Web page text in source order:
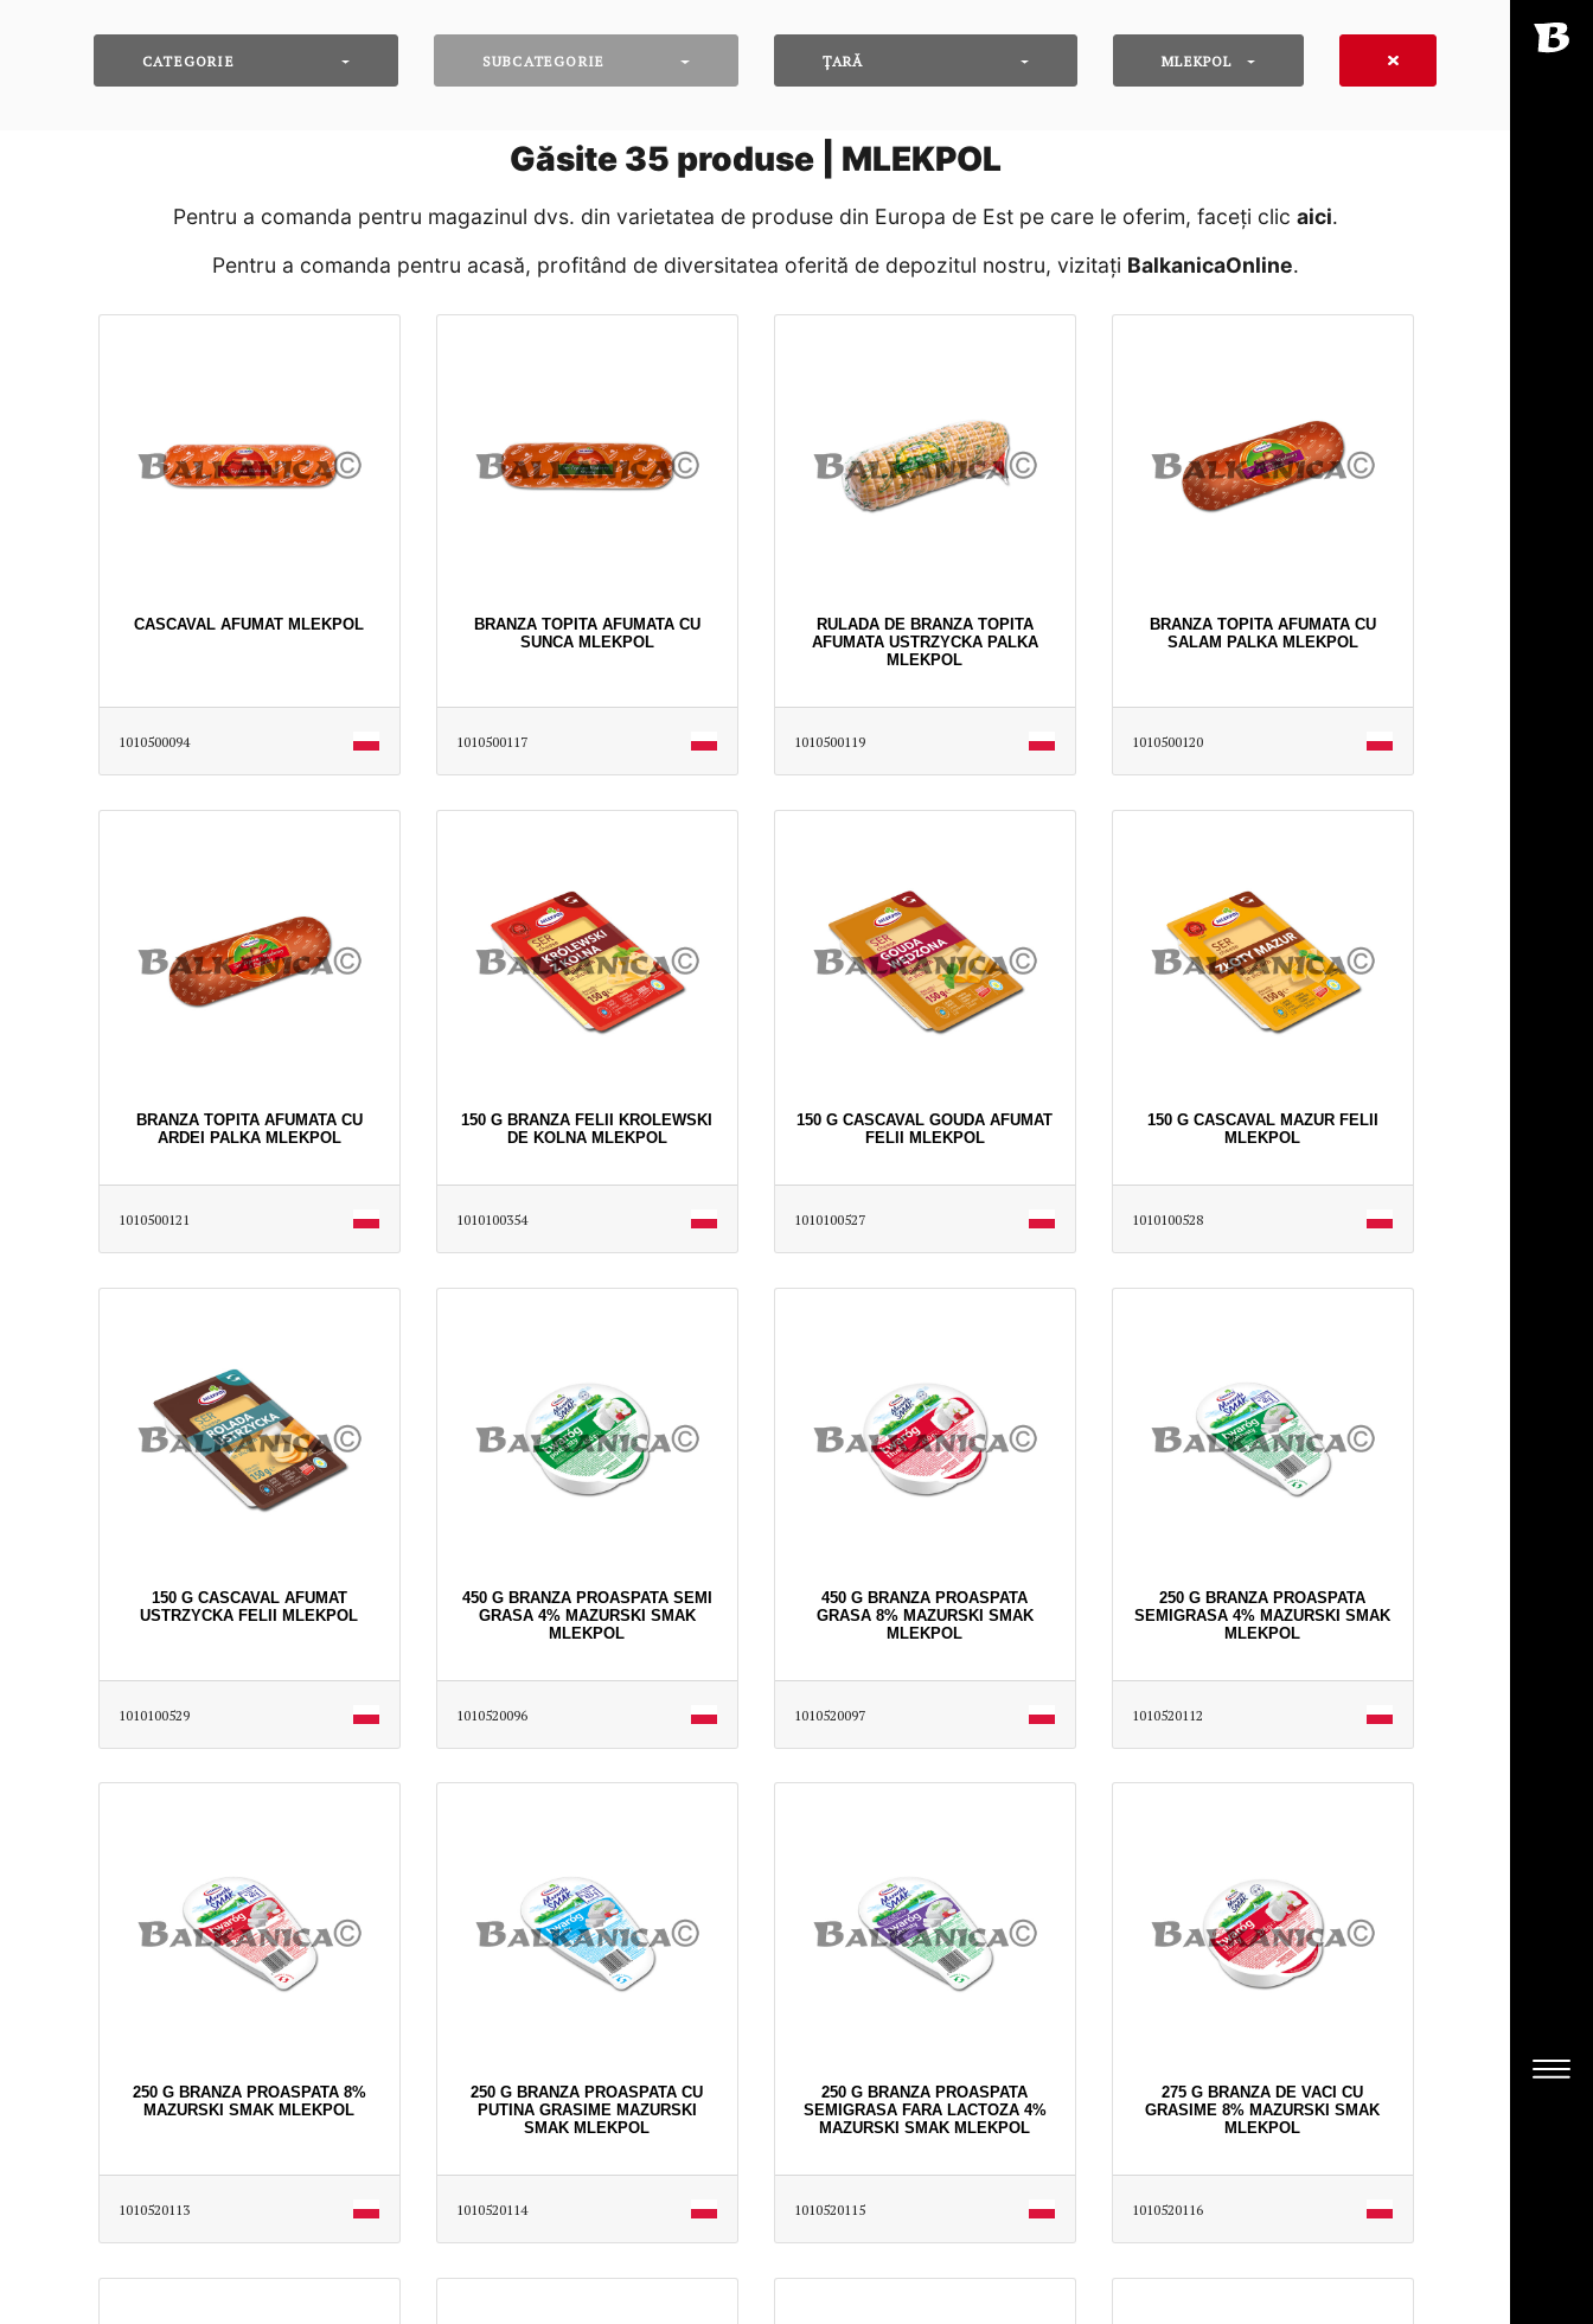
CATEGORIE SUBCATEGORIE ȚARĂ MLEKPOL
Găsite 35 produse | MLEKPOL
Pentru a comanda pentru magazinul dvs. din varietatea de produse din Europa de Est pe care le oferim, faceți clic aici․
Pentru a comanda pentru acasă, profitând de diversitatea oferită de depozitul nostru, vizitați BalkanicaOnline․
CASCAVAL AFUMAT MLEKPOL
1010500094
BRANZA TOPITA AFUMATA CU
SUNCA MLEKPOL
1010500117
RULADA DE BRANZA TOPITA
AFUMATA USTRZYCKA PALKA
MLEKPOL
1010500119
BRANZA TOPITA AFUMATA CU
SALAM PALKA MLEKPOL
1010500120
BRANZA TOPITA AFUMATA CU
ARDEI PALKA MLEKPOL
1010500121
150 G BRANZA FELII KROLEWSKI
DE KOLNA MLEKPOL
1010100354
150 G CASCAVAL GOUDA AFUMAT
FELII MLEKPOL
1010100527
150 G CASCAVAL MAZUR FELII
MLEKPOL
1010100528
150 G CASCAVAL AFUMAT
USTRZYCKA FELII MLEKPOL
1010100529
450 G BRANZA PROASPATA SEMI
GRASA 4% MAZURSKI SMAK
MLEKPOL
1010520096
450 G BRANZA PROASPATA
GRASA 8% MAZURSKI SMAK
MLEKPOL
1010520097
250 G BRANZA PROASPATA
SEMIGRASA 4% MAZURSKI SMAK
MLEKPOL
1010520112
250 G BRANZA PROASPATA 8%
MAZURSKI SMAK MLEKPOL
1010520113
250 G BRANZA PROASPATA CU
PUTINA GRASIME MAZURSKI
SMAK MLEKPOL
1010520114
250 G BRANZA PROASPATA
SEMIGRASA FARA LACTOZA 4%
MAZURSKI SMAK MLEKPOL
1010520115
275 G BRANZA DE VACI CU
GRASIME 8% MAZURSKI SMAK
MLEKPOL
1010520116